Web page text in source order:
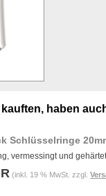
haben
Schlüsselringe
vermessingt und
(inkl. 19 % MwSt. zzgl.